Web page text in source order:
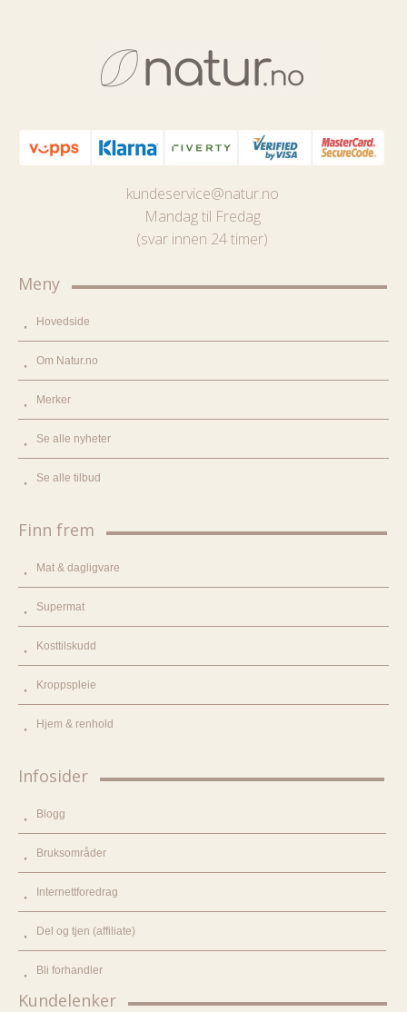
kundeservice@natur.no
Mandag til Fredag
(svar innen 24 timer)
Meny
Hovedside
Om Natur.no
Merker
Se alle nyheter
Se alle tilbud
Finn frem
Mat & dagligvare
Supermat
Kosttilskudd
Kroppspleie
Hjem & renhold
Infosider
Blogg
Bruksområder
Internettforedrag
Del og tjen (affiliate)
Bli forhandler
Kundelenker